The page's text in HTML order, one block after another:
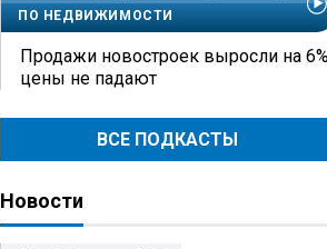
ПО НЕДВИЖИМОСТИ
Продажи новостроек выросли на
цены не падают
ВСЕ ПОДКАСТЫ
Новости